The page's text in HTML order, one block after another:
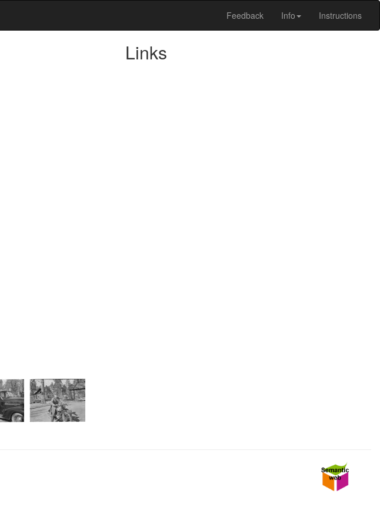
Feedback Info Instructions
Links